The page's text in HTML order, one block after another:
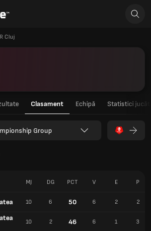
Cluj
Clasament Echipă Statistici
Group
MJ DG PCT V E P
10 6 50 6 2 2
10 2 46 6 1 3